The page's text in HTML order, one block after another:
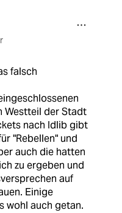
falsch
Westteil der Stadt
nach Idlib gibt
"Rebellen" und
auch die hatten
zu ergeben und
auf
Einige
wohl auch getan.